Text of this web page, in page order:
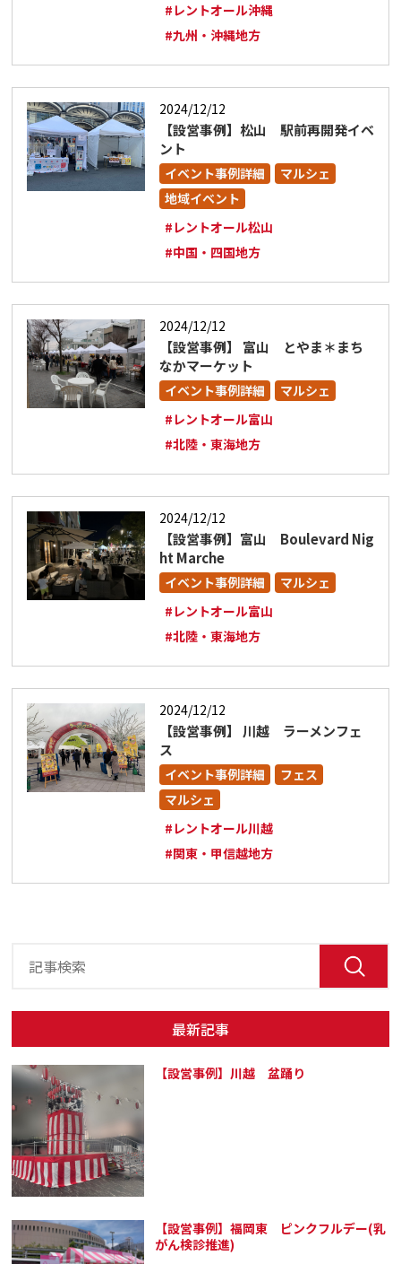
#レントオール沖縄
#九州・沖縄地方
2024/12/12
【設営事例】松山 駅前再開発イベ
ント
イベント事例詳細
マルシェ
地域イベント
#レントオール松山
#中国・四国地方
2024/12/12
【設営事例】 富山 とやま＊まち
なかマーケット
イベント事例詳細
マルシェ
#レントオール富山
#北陸・東海地方
2024/12/12
【設営事例】富山 Boulevard Nig
ht Marche
イベント事例詳細
マルシェ
#レントオール富山
#北陸・東海地方
2024/12/12
【設営事例】 川越 ラーメンフェ
ス
イベント事例詳細
フェス
マルシェ
#レントオール川越
#関東・甲信越地方
最新記事
【設営事例】川越 盆踊り
【設営事例】福岡東 ピンクフルデー(乳
がん検診推進)